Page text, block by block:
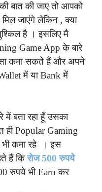
बात की जाए तो आपको
जाएंगे लेकिन , क्या
है । इसलिए मै
Game App के बारे
कमा सकते हैं और अपने
में या Bank में
में बता रहा हूँ उसका
ही Popular Gaming
कमा रहे । इस
हैं किरोज 500 रुपये
रुपये भी Earn कर